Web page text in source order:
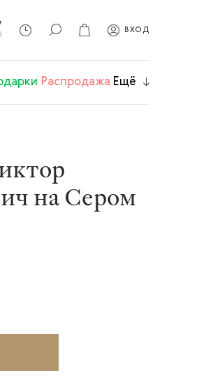
ВХОД
Распродажа Ещё
на Сером